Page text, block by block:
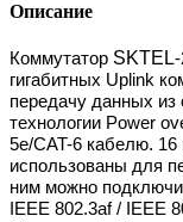
Описание
Коммутатор SKTEL-
гигабитных Uplink
передачу данных из
технологии Power
5e/CAT-6 кабелю. 16
использованы для
ним можно
IEEE 802.3af / IEEE